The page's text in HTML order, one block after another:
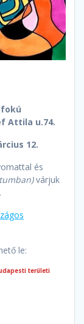
Attila u.74.
12.
és
várjuk
le:
területi